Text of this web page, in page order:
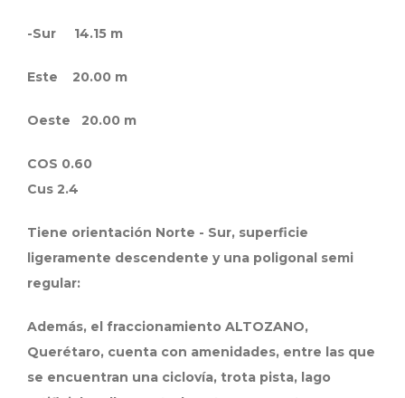
-Sur 14.15 m
Este 20.00 m
Oeste 20.00 m
COS 0.60
Cus 2.4
Tiene orientación Norte - Sur, superficie
ligeramente descendente y una poligonal semi
regular:
Además, el fraccionamiento ALTOZANO,
Querétaro, cuenta con amenidades, entre las que
se encuentran una ciclovía, trota pista, lago